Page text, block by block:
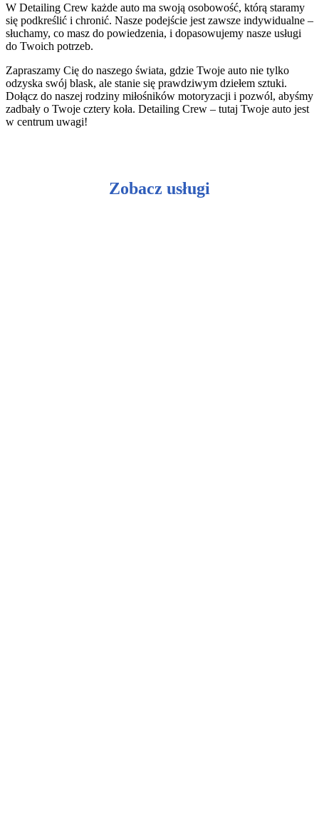
W Detailing Crew każde auto ma swoją osobowość, którą staramy
się podkreślić i chronić. Nasze podejście jest zawsze indywidualne –
słuchamy, co masz do powiedzenia, i dopasowujemy nasze usługi
do Twoich potrzeb.
Zapraszamy Cię do naszego świata, gdzie Twoje auto nie tylko
odzyska swój blask, ale stanie się prawdziwym dziełem sztuki.
Dołącz do naszej rodziny miłośników motoryzacji i pozwól, abyśmy
zadbały o Twoje cztery koła. Detailing Crew – tutaj Twoje auto jest
w centrum uwagi!
Zobacz usługi